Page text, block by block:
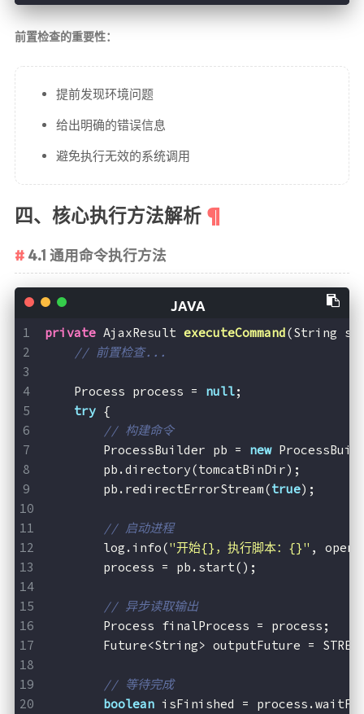
前置检查的重要性：
提前发现环境问题
给出明确的错误信息
避免执行无效的系统调用
四、核心执行方法解析
4.1 通用命令执行方法
private AjaxResult executeCommand(String
// 前置检查...
    Process process =
null;
try {
// 构建命令
        ProcessBuilder pb =
new
        pb.directory(tomcatBinDir);
        pb.redirectErrorStream(
true);
// 启动进程
        log.info(
"开始{}，执行脚本：{}" ,
        process = pb.start();
// 异步读取输出
        Process finalProcess = process;
Future<String> outputFuture =
// 等待完成
boolean isFinished =